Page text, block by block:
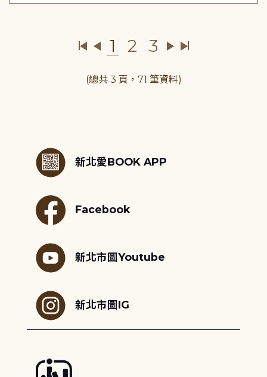
1 2 3
(總共 3 頁，71 筆資料)
新北愛BOOK APP
Facebook
新北市圖Youtube
新北市圖IG